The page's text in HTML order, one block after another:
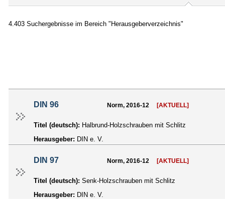
4.403 Suchergebnisse im Bereich "Herausgeberverzeichnis"
DIN 96 Norm, 2016-12 [AKTUELL]
Titel (deutsch): Halbrund-Holzschrauben mit Schlitz
Herausgeber: DIN e. V.
DIN 97 Norm, 2016-12 [AKTUELL]
Titel (deutsch): Senk-Holzschrauben mit Schlitz
Herausgeber: DIN e. V.